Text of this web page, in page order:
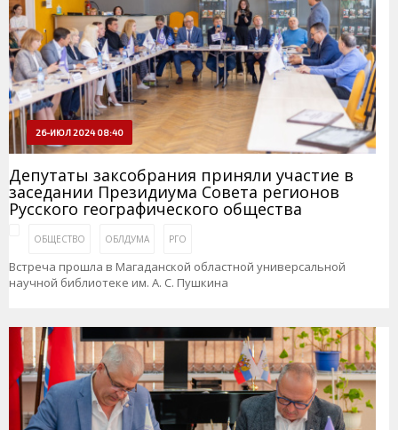
26-ИЮЛ 2024 08:40
Депутаты заксобрания приняли участие в
заседании Президиума Совета регионов
Русского географического общества
ОБЩЕСТВО ОБЛДУМА РГО
Встреча прошла в Магаданской областной универсальной
научной библиотеке им. А. С. Пушкина